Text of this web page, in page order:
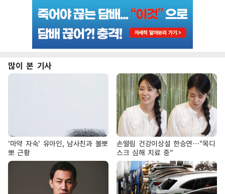
많이 본 기사
'마약 자숙' 유아인, 남사친과 볼뽀
뽀 근황
손떨림 건강이상설 한승연…"목디
스크 심해 치료 중"